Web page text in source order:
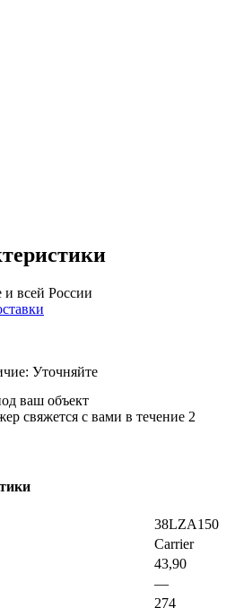
всей России
Уточняйте
ваш объект
свяжется с вами в течение 2
38LZA150
Carrier
43,90
—
274